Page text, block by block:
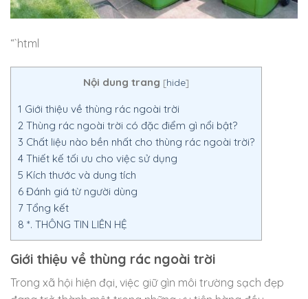
“`html
Nội dung trang [hide]
1 Giới thiệu về thùng rác ngoài trời
2 Thùng rác ngoài trời có đặc điểm gì nổi bật?
3 Chất liệu nào bền nhất cho thùng rác ngoài trời?
4 Thiết kế tối ưu cho việc sử dụng
5 Kích thước và dung tích
6 Đánh giá từ người dùng
7 Tổng kết
8 *. THÔNG TIN LIÊN HỆ
Giới thiệu về thùng rác ngoài trời
Trong xã hội hiện đại, việc giữ gìn môi trường sạch đẹp